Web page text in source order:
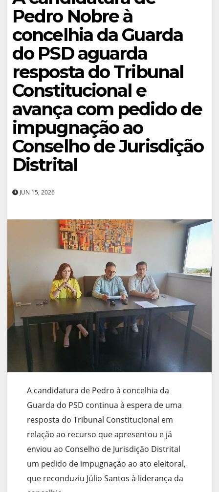
Pedro Nobre à
concelhia da Guarda
do PSD aguarda
resposta do Tribunal
Constitucional e
avança com pedido de
impugnação ao
Conselho de Jurisdição
Distrital
JUN 15, 2026
A candidatura de Pedro à concelhia da
Guarda do PSD continua à espera de uma
resposta do Tribunal Constitucional em
relação ao recurso que apresentou e já
enviou ao Conselho de Jurisdição Distrital
um pedido de impugnação ao ato eleitoral,
que reconduziu Júlio Santos à liderança da